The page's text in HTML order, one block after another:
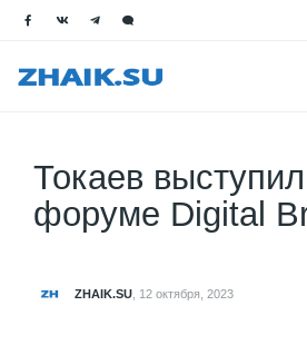
Токаев
форуме Digital
ZHAIK.SU 12 октября, 2023